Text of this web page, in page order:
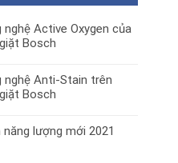
nghệ Active Oxygen của
Bosch
nghệ Anti-Stain trên
Bosch
năng lượng mới 2021